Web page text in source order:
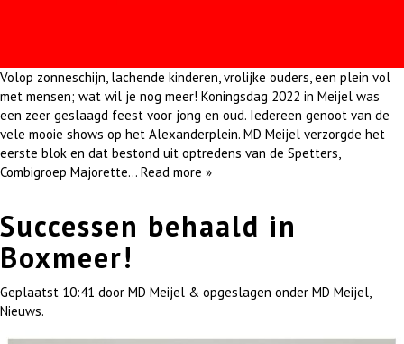
Volop zonneschijn, lachende kinderen, vrolijke ouders, een plein vol
met mensen; wat wil je nog meer! Koningsdag 2022 in Meijel was
een zeer geslaagd feest voor jong en oud. Iedereen genoot van de
vele mooie shows op het Alexanderplein. MD Meijel verzorgde het
eerste blok en dat bestond uit optredens van de Spetters,
Combigroep Majorette… Read more »
Successen behaald in
Boxmeer!
Geplaatst 10:41 door MD Meijel & opgeslagen onder MD Meijel,
Nieuws.